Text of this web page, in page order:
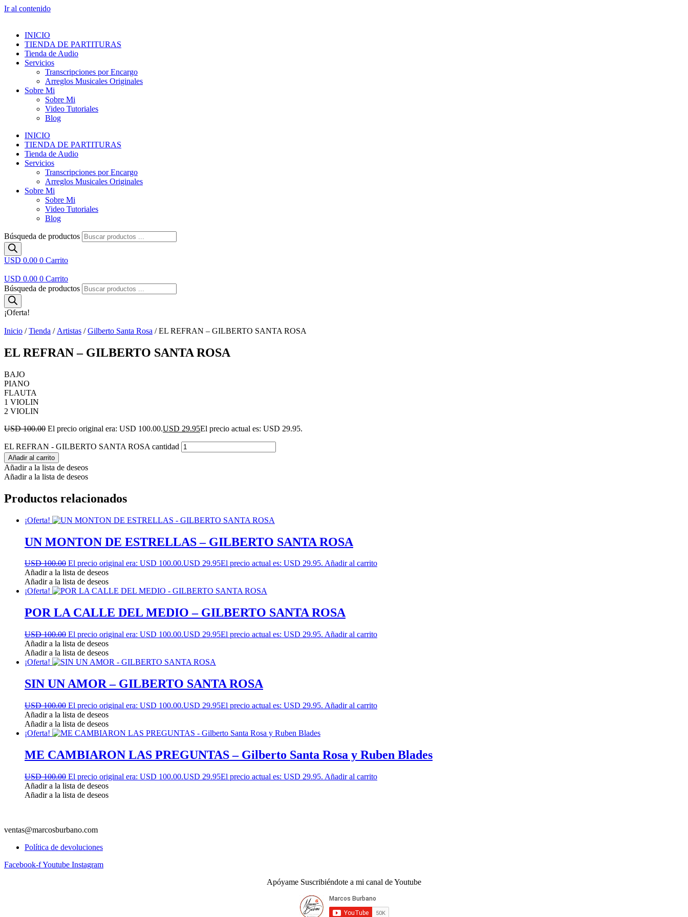
Ir al contenido
INICIO
TIENDA DE PARTITURAS
Tienda de Audio
Servicios
Transcripciones por Encargo
Arreglos Musicales Originales
Sobre Mi
Sobre Mi
Video Tutoriales
Blog
INICIO
TIENDA DE PARTITURAS
Tienda de Audio
Servicios
Transcripciones por Encargo
Arreglos Musicales Originales
Sobre Mi
Sobre Mi
Video Tutoriales
Blog
Búsqueda de productos
USD 0.00 0 Carrito
USD 0.00 0 Carrito
Búsqueda de productos
¡Oferta!
Inicio /Tienda / Artistas /Gilberto Santa Rosa / EL REFRAN – GILBERTO SANTA ROSA
EL REFRAN – GILBERTO SANTA ROSA
BAJO
PIANO
FLAUTA
1 VIOLIN
2 VIOLIN
USD 100.00 El precio original era: USD 100.00.USD 29.95El precio actual es: USD 29.95.
EL REFRAN - GILBERTO SANTA ROSA cantidad
Añadir al carrito
Añadir a la lista de deseos
Añadir a la lista de deseos
Productos relacionados
¡Oferta!
UN MONTON DE ESTRELLAS – GILBERTO SANTA ROSA
USD 100.00 El precio original era: USD 100.00.USD 29.95El precio actual es: USD 29.95. Añadir al carrito
Añadir a la lista de deseos
Añadir a la lista de deseos
¡Oferta!
POR LA CALLE DEL MEDIO – GILBERTO SANTA ROSA
USD 100.00 El precio original era: USD 100.00.USD 29.95El precio actual es: USD 29.95. Añadir al carrito
Añadir a la lista de deseos
Añadir a la lista de deseos
¡Oferta!
SIN UN AMOR – GILBERTO SANTA ROSA
USD 100.00 El precio original era: USD 100.00.USD 29.95El precio actual es: USD 29.95. Añadir al carrito
Añadir a la lista de deseos
Añadir a la lista de deseos
¡Oferta!
ME CAMBIARON LAS PREGUNTAS – Gilberto Santa Rosa y Ruben Blades
USD 100.00 El precio original era: USD 100.00.USD 29.95El precio actual es: USD 29.95. Añadir al carrito
Añadir a la lista de deseos
Añadir a la lista de deseos
ventas@marcosburbano.com
Política de devoluciones
Facebook-fYoutube Instagram
Apóyame Suscribiéndote a mi canal de Youtube